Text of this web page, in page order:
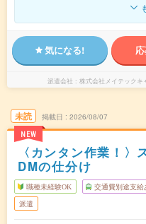
気になる!
派遣会社 株式会社メイテック
未読
NEW
掲載日 2026/08/07
〈カンタン作業！〉
DMの仕分け
職種未経験OK 交通費別途支給
派遣